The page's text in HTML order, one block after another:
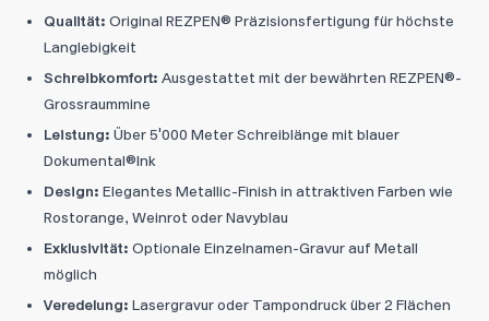
Qualität: Original REZPEN® Präzisionsfertigung für höchste
Langlebigkeit
Schreibkomfort: Ausgestattet mit der bewährten REZPEN®-
Grossraummine
Leistung: Über 5'000 Meter Schreiblänge mit blauer
Dokumental®Ink
Design: Elegantes Metallic-Finish in attraktiven Farben wie
Rostorange, Weinrot oder Navyblau
Exklusivität: Optionale Einzelnamen-Gravur auf Metall
möglich
Veredelung: Lasergravur oder Tampondruck über 2 Flächen